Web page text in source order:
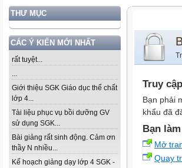
THƯ MỤC
CÁC Ý KIẾN MỚI NHẤT
rất tuyệt...
...
Giới thiệu SGK Giáo dục thể chất
lớp 4...
Tài liệu phục vụ bồi dưỡng GV
sử dụng SGK...
Bài giảng rất sinh động. Cảm ơn
thầy N nhiều...
Kế hoạch giảng dạy lớp 4 SGK -
Truy
Bạn phải
khẩu đã
Bạn
Mở
Quay